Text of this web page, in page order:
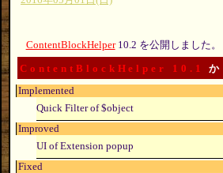
ContentBlockHelper10.2 を公開しました。
ContentBlockHelper 10.1
Implemented
Quick Filter of $object
Improved
UI of Extension popup
Fixed